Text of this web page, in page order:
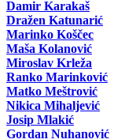
Damir Karakaš
Dražen Katunarić
Marinko Koščec
Maša Kolanović
Miroslav Krleža
Ranko Marinković
Matko Meštrović
Nikica Mihaljević
Josip Mlakić
Gordan Nuhanović